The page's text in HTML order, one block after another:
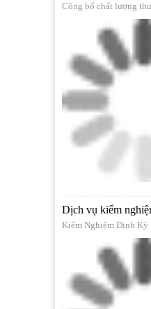
Công bố chất lượng
Dịch vụ kiểm
Kiểm Nghiệm Định Kỳ